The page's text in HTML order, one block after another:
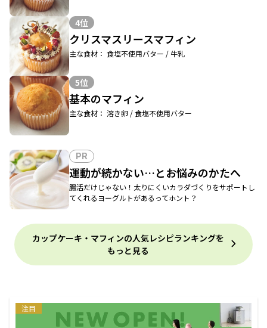
4位
クリスマスリースマフィン
主な食材： 食塩不使用バター / 牛乳
5位
基本のマフィン
主な食材： 溶き卵 / 食塩不使用バター
PR
運動が続かない…とお悩みのかたへ
腸活だけじゃない！太りにくいカラダづくりをサポートし
てくれるヨーグルトがあるってホント？
カップケーキ・マフィンの人気レシピランキングを
もっと見る
注目